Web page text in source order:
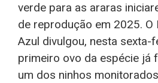
verde para as araras
de reprodução em 2025. O
Azul divulgou, nesta sexta-
primeiro ovo da espécie já
um dos ninhos